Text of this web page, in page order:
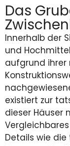
Das
Innerhalb der
und
aufgrund
existiert zur
dieser Häuser
Details wie